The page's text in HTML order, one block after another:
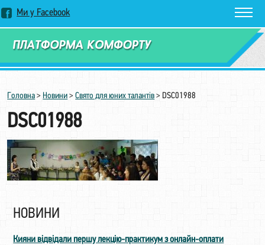
Ми у Facebook
Замовити дзвінок
Головна > Новини >Cвято для юних талантів > DSC01988
DSC01988
НОВИНИ
Кияни відвідали першу лекцію-практикум з онлайн-оплати